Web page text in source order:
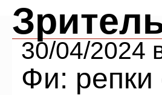
30/04/2024
Фи: репки